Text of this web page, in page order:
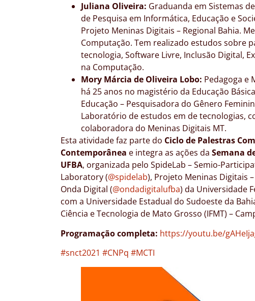
Juliana Oliveira: Graduanda em Sistemas
de Pesquisa em Informática, Educação e
Projeto Meninas Digitais – Regional Bahia.
Computação. Tem realizado estudos sobre
tecnologia, Software Livre, Inclusão Digital,
na Computação.
Mory Márcia de Oliveira Lobo: Pedagoga e
há 25 anos no magistério da Educação
Educação – Pesquisadora do Gênero
Laboratório de estudos em de tecnologias,
colaboradora do Meninas Digitais MT.
Esta atividade faz parte do Ciclo de Palestras
Contemporânea e integra as ações da Semana
UFBA, organizada pelo SpideLab – Semio-
Laboratory (@spidelab), Projeto Meninas Digitais
Onda Digital (@ondadigitalufba) da Universidade
com a Universidade Estadual do Sudoeste da
Ciência e Tecnologia de Mato Grosso (IFMT) –
Programação completa: https://youtu.be/
#snct2021 #CNPq #MCTI